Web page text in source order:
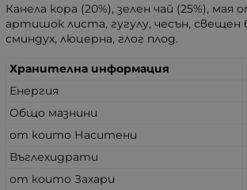
Канела кора (20%), зелен чай (25%), мая
артишок листа, гугулу, чесън, свещен
сминдух, люцерна, глог плод.
Хранителна информация
Енергия
Общо мазнини
от които Наситени
Въглехидрати
от които Захари